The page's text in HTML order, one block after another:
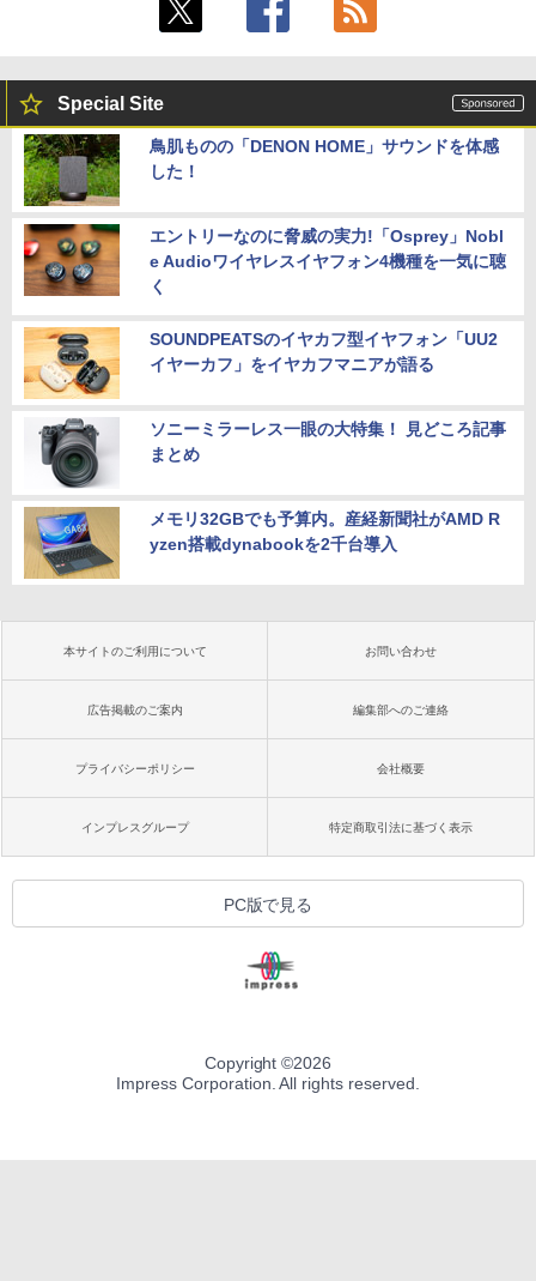
Special Site
鳥肌ものの「DENON HOME」サウンドを体感
した！
エントリーなのに脅威の実力!「Osprey」Nobl
e Audioワイヤレスイヤフォン4機種を一気に聴
く
SOUNDPEATSのイヤカフ型イヤフォン「UU2
イヤーカフ」をイヤカフマニアが語る
ソニーミラーレス一眼の大特集！ 見どころ記事
まとめ
メモリ32GBでも予算内。産経新聞社がAMD R
yzen搭載dynabookを2千台導入
本サイトのご利用について お問い合わせ
広告掲載のご案内 編集部へのご連絡
プライバシーポリシー 会社概要
インプレスグループ 特定商取引法に基づく表示
PC版で見る
Copyright ©2026
Impress Corporation. All rights reserved.